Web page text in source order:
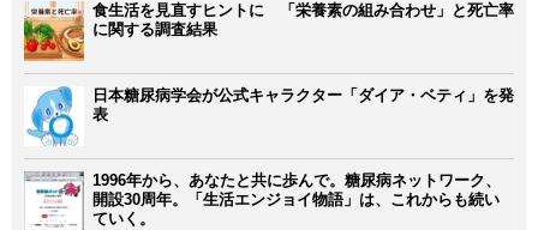
食生活を見直すヒントに 「栄養素の組み合わせ」と死亡率
に関する調査結果
日本糖尿病学会が公式キャラクター「ダイア・ベティ」を発
表
1996年から、あなたと共に歩んで。糖尿病ネットワーク、
開設30周年。「生活エンジョイ物語」は、これからも続い
ていく。